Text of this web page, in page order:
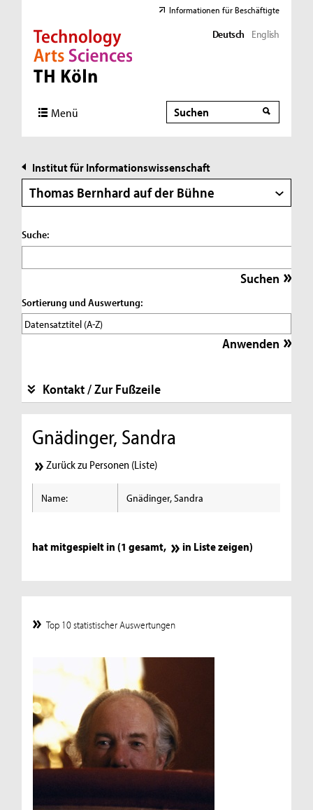
Direkt zur Hauptnavigation
Direkt zur Subnavigation
Direkt zum Inhalt
Direkt zum Fußbereich
Informationen für Beschäftigte
Deutsch English
Menü Suche
Suche
Institut für Informationswissenschaft
Thomas Bernhard auf der Bühne
Suche:
Sortierung und Auswertung:
Kontakt / Zur Fußzeile
Gnädinger, Sandra
Zurück zu Personen (Liste)
Name: Gnädinger, Sandra
hat mitgespielt in (1 gesamt, in Liste zeigen)
Top 10 statistischer Auswertungen